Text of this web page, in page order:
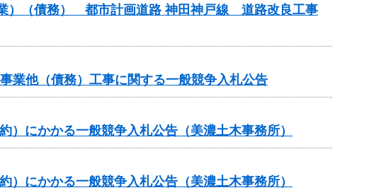
）（債務） 都市計画道路 神田神戸線 道路改良工事
業他（債務）工事に関する一般競争入札公告
にかかる一般競争入札公告（美濃土木事務所）
にかかる一般競争入札公告（美濃土木事務所）